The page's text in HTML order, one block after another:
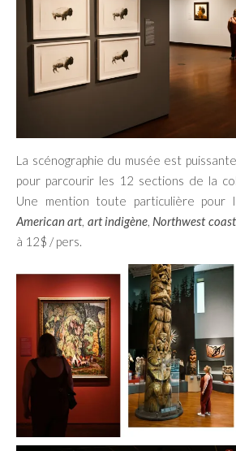
La scénographie du musée est
pour parcourir les 12 sections de la
Une mention toute particulière pour
American art, art indigène, Northwest coast
à 12$ / pers.